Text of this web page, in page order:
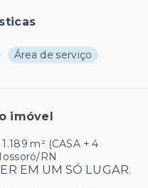
Área de serviço
imóvel
m² (CASA + 4
RN
EM UM SÓ LUGAR.